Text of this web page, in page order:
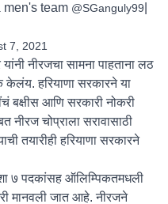
men's team @SGanguly99
7, 2021
नीरजचा सामना पाहताना लठ
केलंय. हरियाणा सरकारने या
बक्षीस आणि सरकारी नोकरी
चोप्राला सरावासाठी
तयारीही हरियाणा सरकारने
७ पदकांसह ऑलिम्पिकतमधली
मानवली जात आहे. नीरजने